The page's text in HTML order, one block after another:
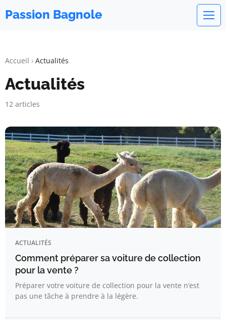
Passion Bagnole
Accueil Actualités
Actualités
12 articles
ACTUALITÉS
Comment préparer sa voiture de collection
pour la vente ?
Préparer votre voiture de collection pour la vente n’est
pas une tâche à prendre à la légère.